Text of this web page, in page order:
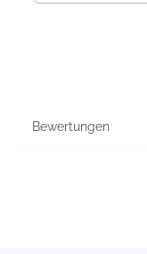
Bewertungen